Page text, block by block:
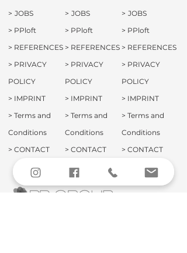
> JOBS
> PPloft
> REFERENCES
> PRIVACY
POLICY
> IMPRINT
> Terms and
Conditions
> CONTACT
> JOBS
> PPloft
> REFERENCES
> PRIVACY
POLICY
> IMPRINT
> Terms and
Conditions
> CONTACT
> JOBS
> PPloft
> REFERENCES
> PRIVACY
POLICY
> IMPRINT
> Terms and
Conditions
> CONTACT